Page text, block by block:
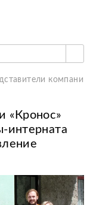
«Кронос»
интерната